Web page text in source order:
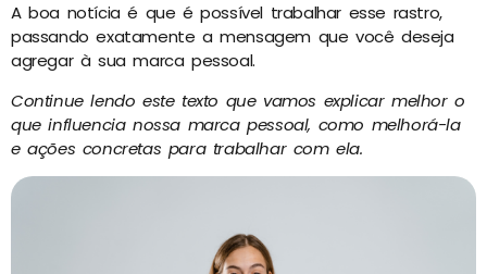
A boa notícia é que é possível trabalhar esse rastro,
passando exatamente a mensagem que você deseja
agregar à sua marca pessoal.
Continue lendo este texto que vamos explicar melhor o
que influencia nossa marca pessoal, como melhorá-la
e ações concretas para trabalhar com ela.